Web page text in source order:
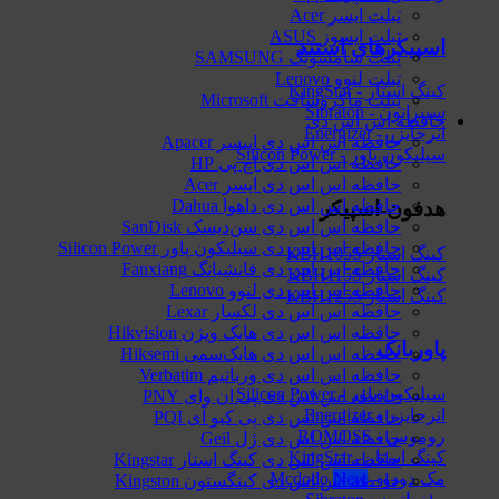
اسپیکرهای استند
کینگ استار - KingStar
سیبراتون - Sibraton
انرجایزر - Energizer
سیلیکون پاور - Silicon Power
هدفون-اسپیکر
کینگ استار KBH105S
کینگ استار KBH115S
کینگ استار KBH125S
پاوربانک
سیلیکون پاور - Silicon Power
انرجایزر - Energizer
روموس - ROMOSS
کینگ استار - KingStar
مک دودو - Mcdodo
تبلت ایسر Acer
تبلت ایسوز ASUS
تبلت سامسونگ SAMSUNG
تبلت لنوو Lenovo
تبلت ماکروسافت Microsoft
حافظه اس اس دی
حافظه اس اس دی اپیسر Apacer
حافظه اس اس دی اچ پی HP
حافظه اس اس دی ایسر Acer
حافظه اس اس دی داهوا Dahua
حافظه اس اس دی سن‌دیسک SanDisk
حافظه اس اس دی سیلیکون پاور Silicon Power
حافظه اس اس دی فانشیانگ Fanxiang
حافظه اس اس دی لنوو Lenovo
حافظه اس اس دی لکسار Lexar
حافظه اس اس دی هایک‌ ویژن Hikvision
حافظه اس اس دی هایک‌سمی Hiksemi
حافظه اس اس دی ورباتیم Verbatim
حافظه اس اس دی پی ان وای PNY
حافظه اس اس دی پی کیو آی PQI
حافظه اس اس دی ژل Geil
حافظه اس اس دی کینگ استار Kingstar
حافظه اس اس دی کینگستون Kingston